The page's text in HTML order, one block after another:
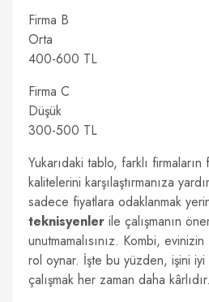
Firma B
Orta
400-600 TL
Firma C
Düşük
300-500 TL
Yukarıdaki tablo, farklı
kalitelerini karşılaştırmanıza
sadece fiyatlara odaklanmak
teknisyenler ile çalışmanın
unutmamalısınız. Kombi, evinizin
rol oynar. İşte bu yüzden, işini
çalışmak her zaman daha kârlıdır.